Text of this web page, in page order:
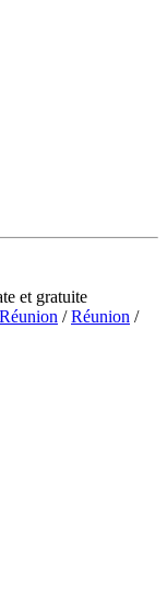
et gratuite
/Réunion /